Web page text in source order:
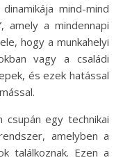
mind-mind
amely a mindennapi
hogy a munkahelyi
vagy a családi
és ezek hatással
egy technikai
amelyben a
találkoznak. Ezen a